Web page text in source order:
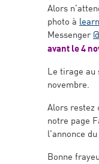
Alors
photo à
Messenger
avant le 4
Le tirage au
novembre.
Alors restez
notre page
l’annonce
Bonne